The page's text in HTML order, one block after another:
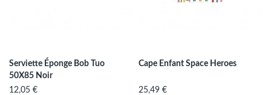
Serviette Éponge Bob Tuo
50X85 Noir
Prix
12,05 €
Cape Enfant Space Heroes
Prix
25,49 €